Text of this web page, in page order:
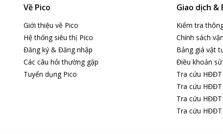
cho gia đình đông người hoặc nhu cầu giặt sấy lớn. Sản
trải nghiệm giặt giũ mỗi ngày nhé!
Về Pico
Giới thiệu về Pico
Hệ thống siêu thị Pico
Đăng ký & Đăng nhập
Các câu hỏi thường gặp
Tuyển dụng Pico
Giao dịch &
Kiểm tra
Chính sách
Bảng giá vật
Điều khoản
Tra cứu
Tra cứu
Tra cứu
Tra cứu